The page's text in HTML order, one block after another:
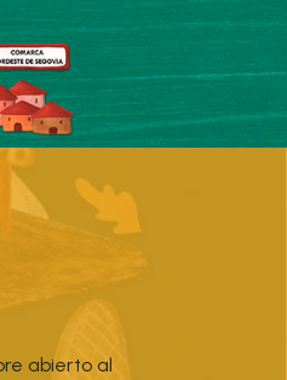
abierto al